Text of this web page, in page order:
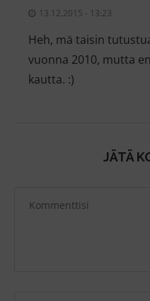
13.12.2015 - 13:23
Heh, mä taisin
vuonna 2010, mutta
kautta. :)
JÄTÄ